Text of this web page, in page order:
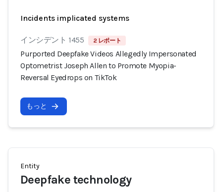
Incidents implicated systems
インシデント 1455 2 レポート
Purported Deepfake Videos Allegedly Impersonated
Optometrist Joseph Allen to Promote Myopia-
Reversal Eyedrops on TikTok
もっと
Entity
Deepfake technology